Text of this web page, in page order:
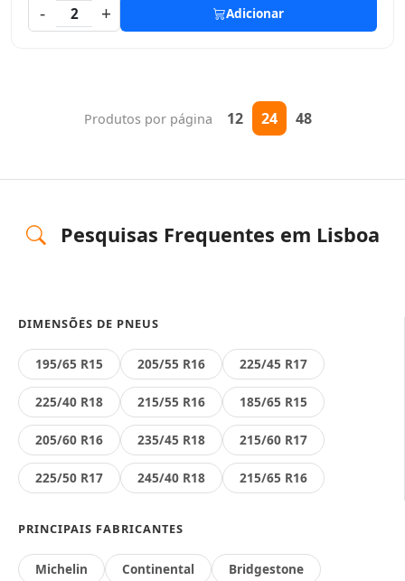
-
2 + Adicionar
Produtos por página 12 24 48
Pesquisas Frequentes em Lisboa
DIMENSÕES DE PNEUS
195/65 R15 205/55 R16 225/45 R17
225/40 R18 215/55 R16 185/65 R15
205/60 R16 235/45 R18 215/60 R17
225/50 R17 245/40 R18 215/65 R16
PRINCIPAIS FABRICANTES
Michelin Continental Bridgestone